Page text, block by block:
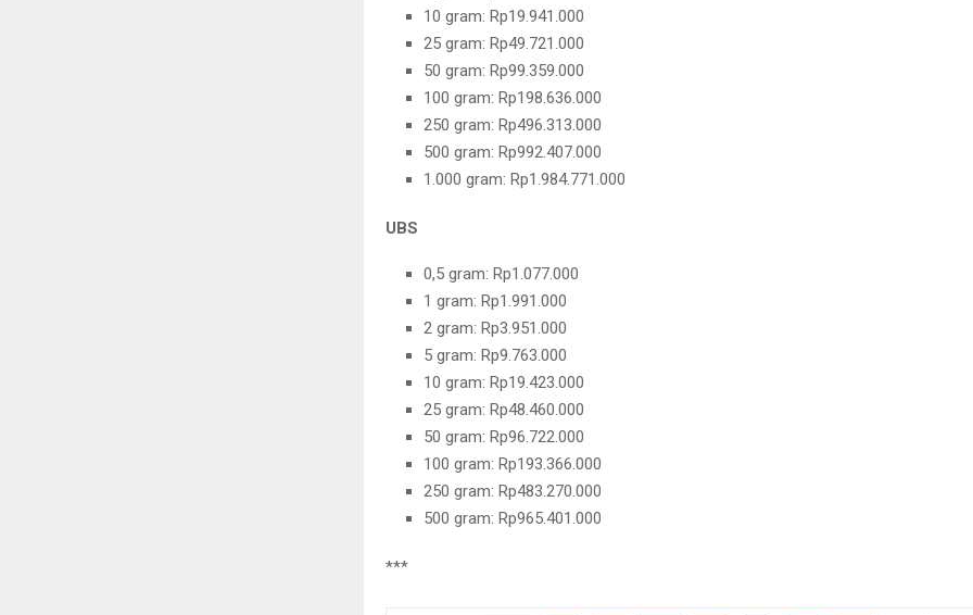
10 gram: Rp19.941.000
25 gram: Rp49.721.000
50 gram: Rp99.359.000
100 gram: Rp198.636.000
250 gram: Rp496.313.000
500 gram: Rp992.407.000
1.000 gram: Rp1.984.771.000
UBS
0,5 gram: Rp1.077.000
1 gram: Rp1.991.000
2 gram: Rp3.951.000
5 gram: Rp9.763.000
10 gram: Rp19.423.000
25 gram: Rp48.460.000
50 gram: Rp96.722.000
100 gram: Rp193.366.000
250 gram: Rp483.270.000
500 gram: Rp965.401.000
***